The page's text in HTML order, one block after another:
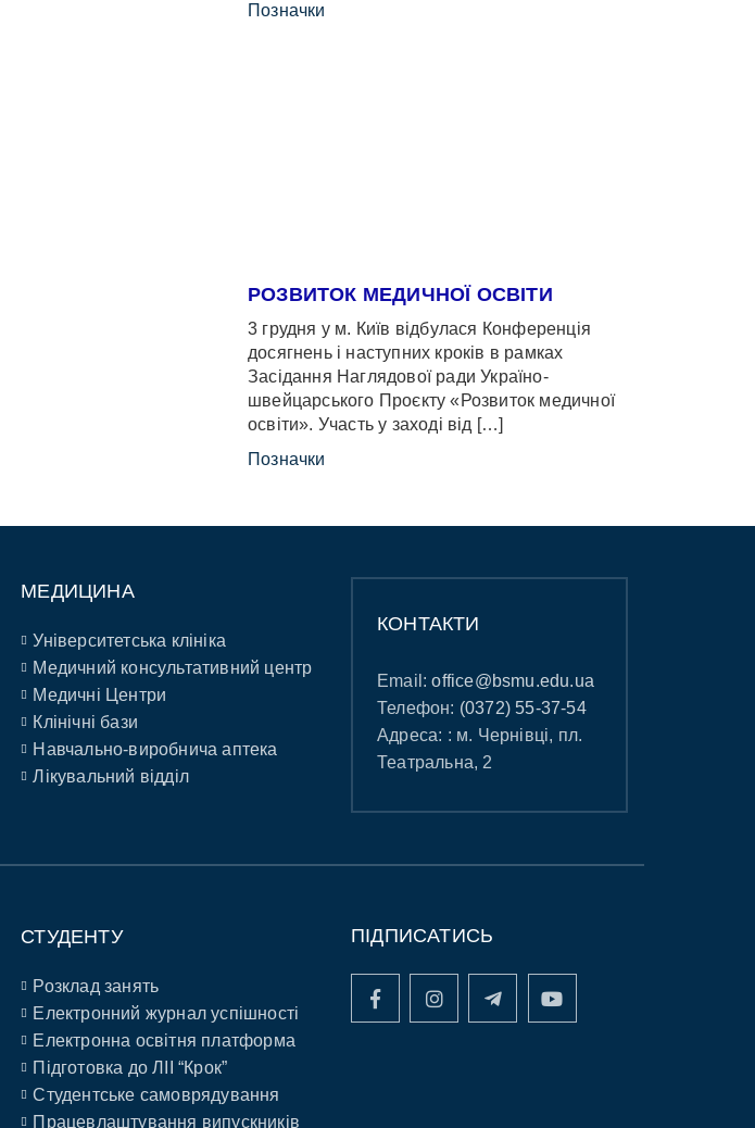
Позначки
РОЗВИТОК МЕДИЧНОЇ ОСВІТИ
3 грудня у м. Київ відбулася Конференція
досягнень і наступних кроків в рамках
Засідання Наглядової ради Україно-
швейцарського Проєкту «Розвиток медичної
освіти». Участь у заході від […]
Позначки
МЕДИЦИНА
Університетська клініка
Медичний консультативний центр
Медичні Центри
Клінічні бази
Навчально-виробнича аптека
Лікувальний відділ
КОНТАКТИ
Email:office@bsmu.edu.ua
Телефон: (0372) 55-37-54
Адреса: : м. Чернівці, пл.
Театральна, 2
СТУДЕНТУ
Розклад занять
Електронний журнал успішності
Електронна освітня платформа
Підготовка до ЛІІ “Крок”
Студентське самоврядування
Працевлаштування випускників
ПІДПИСАТИСЬ